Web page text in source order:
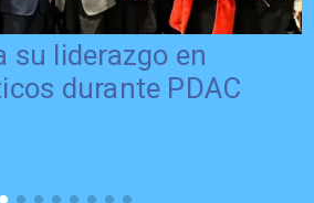
su liderazgo en
durante PDAC